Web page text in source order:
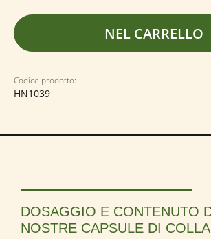
NEL CARRELLO
Codice prodotto:
HN1039
DOSAGGIO E CONTENUTO
NOSTRE CAPSULE DI